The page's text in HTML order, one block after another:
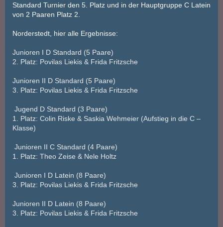
Standard Turnier den 5. Platz und in der Hauptgruppe C Latein
von 2 Paaren Platz 2.
Norderstedt, hier alle Ergebnisse:
Junioren I D Standard (5 Paare)
2. Platz: Povilas Liekis & Frida Fritzsche
Junioren II D Standard (5 Paare)
3. Platz: Povilas Liekis & Frida Fritzsche
Jugend D Standard (3 Paare)
1. Platz: Colin Riske & Saskia Wehmeier (Aufstieg in die C –
Klasse)
Junioren II C Standard (4 Paare)
1. Platz: Theo Zeise & Nele Holtz
Junioren I D Latein (8 Paare)
3. Platz: Povilas Liekis & Frida Fritzsche
Junioren II D Latein (8 Paare)
3. Platz: Povilas Liekis & Frida Fritzsche